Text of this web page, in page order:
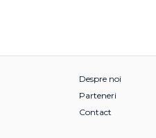
Despre noi
Parteneri
Contact